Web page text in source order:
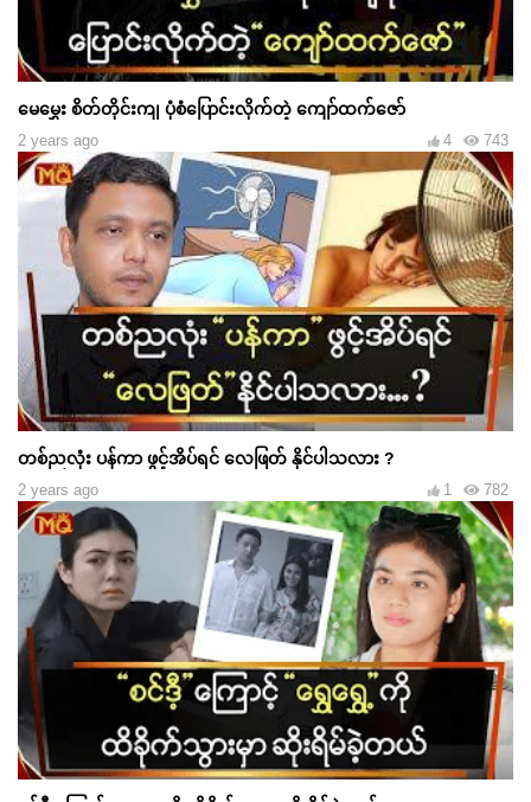
မေမွှေး စိတ်တိုင်းကျ ပုံစံပြောင်းလိုက်တဲ့ ကျော်ထက်ဇော်
2 years ago 743
4
တစ်ညလုံး ပန်ကာ ဖွင့်အိပ်ရင် လေဖြတ် နိုင်ပါသလား ?
2 years ago 782
1